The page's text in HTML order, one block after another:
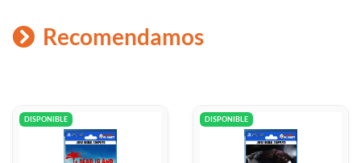
Recomendamos
DISPONIBLE DISPONIBLE